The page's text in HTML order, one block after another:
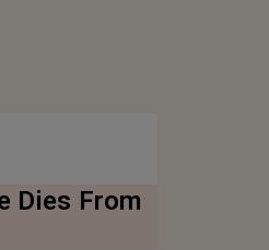
Dies From